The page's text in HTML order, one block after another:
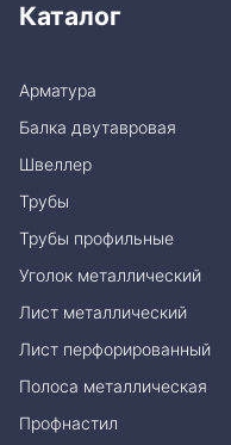
Каталог
Арматура
Балка двутавровая
Швеллер
Трубы
Трубы профильные
Уголок металлический
Лист металлический
Лист перфорированный
Полоса металлическая
Профнастил